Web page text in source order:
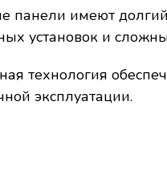
панели имеют
установок и
технология
эксплуатации.